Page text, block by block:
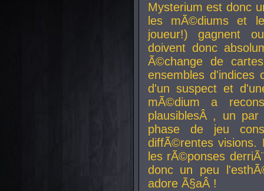
Mysterium est donc
les mÃ©diums et
joueur!) gagnent
doivent donc
Ã©change de
ensembles d'indices
d'un suspect et
mÃ©dium a
plausiblesÂ , un par
phase de jeu
diffÃ©rentes visions.
les rÃ©ponses
donc un peu
adore Ã§aÂ !